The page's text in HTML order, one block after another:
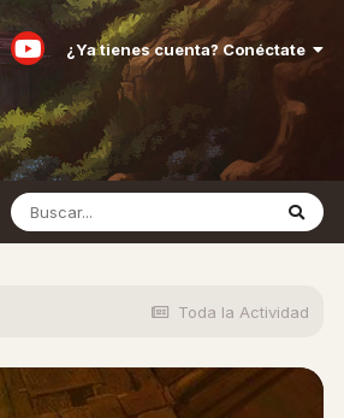
¿Ya tienes cuenta? Conéctate
Toda la Actividad